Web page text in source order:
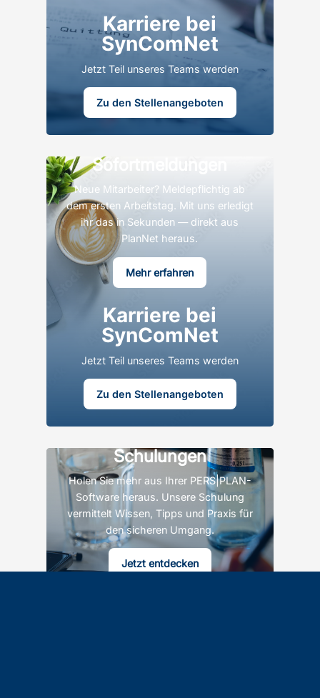
Karriere bei
SynComNet
Jetzt Teil unseres Teams werden
Zu den Stellenangeboten
Sofortmeldungen
Neue Mitarbeiter? Meldepflichtig ab
dem ersten Arbeitstag. Mit uns erledigt
ihr das in Sekunden — direkt aus
PlanNet heraus.
Mehr erfahren
Karriere bei
SynComNet
Jetzt Teil unseres Teams werden
Zu den Stellenangeboten
Schulungen
Holen Sie mehr aus Ihrer PERS|PLAN-
Software heraus. Unsere Schulung
vermittelt Wissen, Tipps und Praxis für
den sicheren Umgang.
Jetzt entdecken